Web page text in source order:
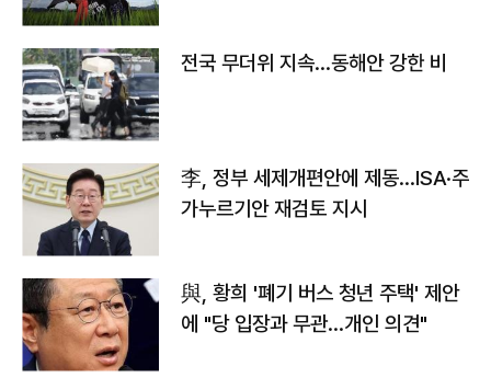
전국 무더위 지속…동해안 강한 비
李, 정부 세제개편안에 제동…ISA·주
가누르기안 재검토 지시
與, 황희 '폐기 버스 청년 주택' 제안
에 "당 입장과 무관…개인 의견"